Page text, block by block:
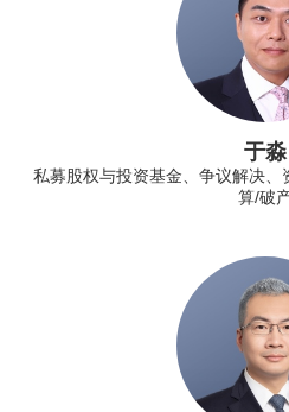
于淼
私募股权与投资基金、争议解决
算/破